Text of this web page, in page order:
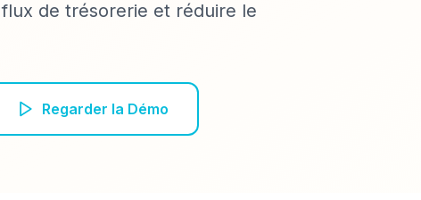
de trésorerie et réduire le
Regarder la Démo